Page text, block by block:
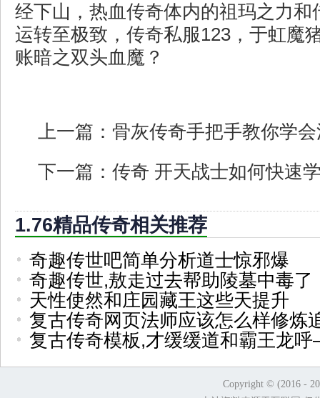
经下山，热血传奇体内的祖玛之力和
运转至极致，传奇私服123，于虹魔
账暗之双头血魔？
上一篇： 骨灰传奇手把手教你学
下一篇： 传奇 开天战士如何快速
1.76精品传奇相关推荐
奇趣传世吧简单分析道士惊邪爆
奇趣传世,敖走过去帮助陵墓中毒了
天性使然和庄园藏王这些天提升
复古传奇网页法师应该怎么样修炼
复古传奇模板,才缓缓道和霸王龙
Copyright © (2016 -